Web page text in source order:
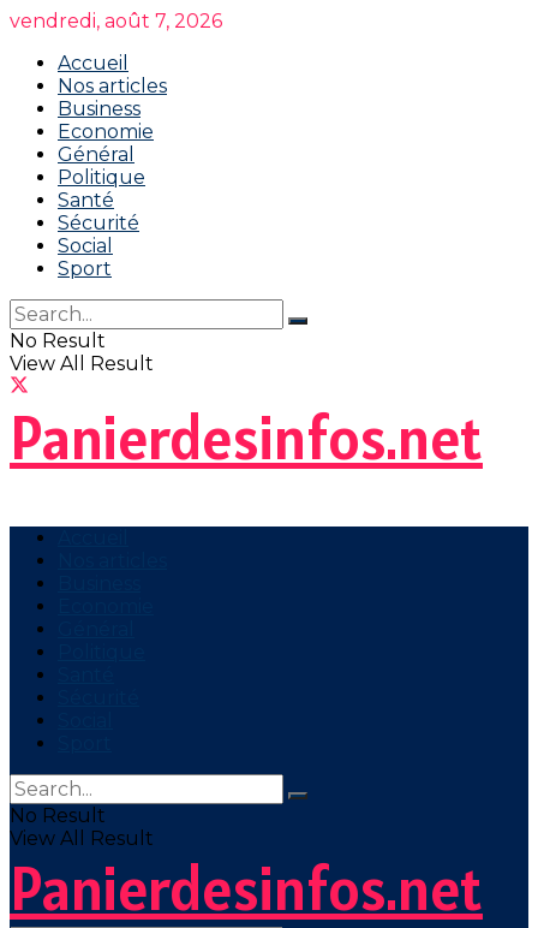
vendredi, août 7, 2026
Accueil
Nos articles
Business
Economie
Général
Politique
Santé
Sécurité
Social
Sport
No Result
View All Result
Panierdesinfos.net
No Result
View All Result
Panierdesinfos.net